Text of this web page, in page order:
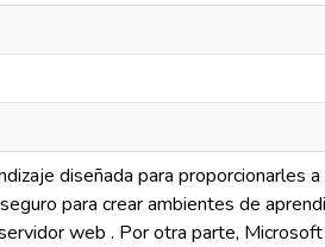
diseñada para proporcionarles
para crear ambientes de
web . Por otra parte,